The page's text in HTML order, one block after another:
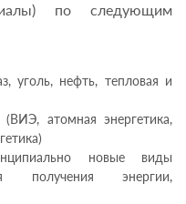
по следующим
уголь, нефть, тепловая и
(ВИЭ, атомная энергетика,
новые виды
получения энергии,